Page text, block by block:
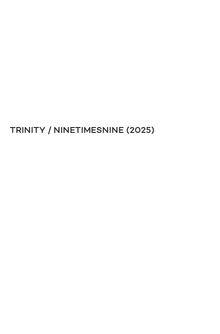
TRINITY / NINETIMESNINE (2025)